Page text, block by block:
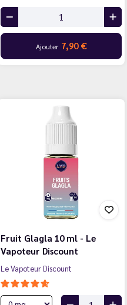
Ajouter 7,90 €
Fruit Glagla 10 ml - Le
Vapoteur Discount
Le Vapoteur Discount